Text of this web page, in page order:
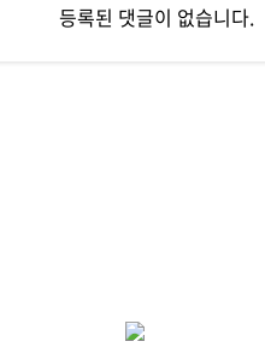
등록된 댓글이 없습니다.